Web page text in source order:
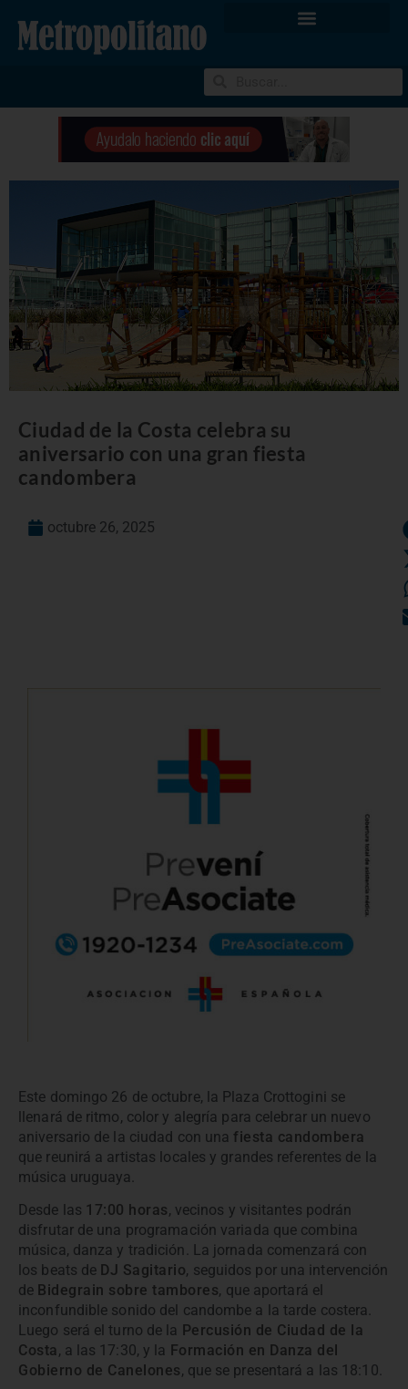
Ciudad de la Costa celebra su
aniversario con una gran fiesta
candombera
octubre 26, 2025
Este domingo 26 de octubre, la Plaza Crottogini se
llenará de ritmo, color y alegría para celebrar un nuevo
aniversario de la ciudad con una fiesta candombera
que reunirá a artistas locales y grandes referentes de la
música uruguaya.
Desde las 17:00 horas, vecinos y visitantes podrán
disfrutar de una programación variada que combina
música, danza y tradición. La jornada comenzará con
los beats de DJ Sagitario, seguidos por una intervención
de Bidegrain sobre tambores, que aportará el
inconfundible sonido del candombe a la tarde costera.
Luego será el turno de la Percusión de Ciudad de la
Costa, a las 17:30, y la Formación en Danza del
Gobierno de Canelones, que se presentará a las 18:10.